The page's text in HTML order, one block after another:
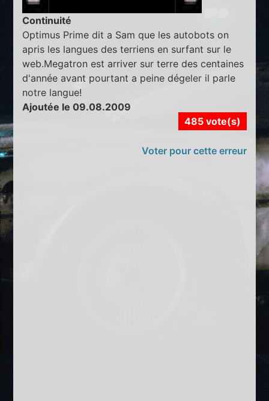
Continuité
Optimus Prime dit a Sam que les autobots on
apris les langues des terriens en surfant sur le
web.Megatron est arriver sur terre des centaines
d'année avant pourtant a peine dégeler il parle
notre langue!
Ajoutée le 09.08.2009
485 vote(s)
Voter pour cette erreur